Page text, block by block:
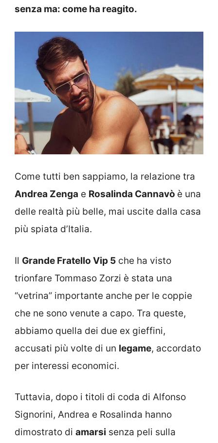
senza ma: come ha reagito.
Come tutti ben sappiamo, la relazione tra
Andrea Zenga e Rosalinda Cannavò è una
delle realtà più belle, mai uscite dalla casa
più spiata d’Italia.
Il Grande Fratello Vip 5 che ha visto
trionfare Tommaso Zorzi è stata una
“vetrina” importante anche per le coppie
che ne sono venute a capo. Tra queste,
abbiamo quella dei due ex gieffini,
accusati più volte di un legame, accordato
per interessi economici.
Tuttavia, dopo i titoli di coda di Alfonso
Signorini, Andrea e Rosalinda hanno
dimostrato di amarsi senza peli sulla